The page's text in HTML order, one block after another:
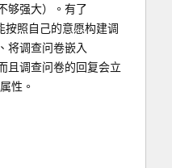
够强大）。有了
照自己的意愿构建调
将调查问卷嵌入
且调查问卷的回复会立
性。